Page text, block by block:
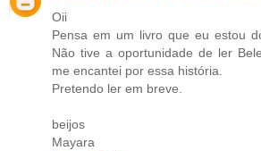
Oii
Pensa em um livro que eu estou
Não tive a oportunidade de ler
me encantei por essa história.
Pretendo ler em breve.
beijos
Mayara